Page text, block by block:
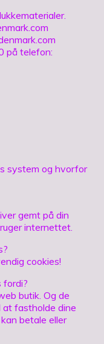
på telefon:
system og hvorfor
gemt på din
internettet.
cookies!
fordi?
butik. Og de
fastholde dine
betale eller